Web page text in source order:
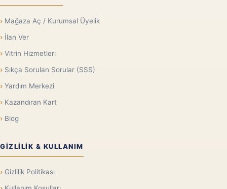
Mağaza Aç / Kurumsal Üyelik
İlan Ver
Vitrin Hizmetleri
Sıkça Sorulan Sorular (SSS)
Yardım Merkezi
Kazandıran Kart
Blog
GIZLILIK & KULLANIM
Gizlilik Politikası